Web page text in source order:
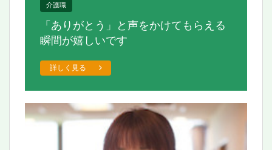
介護職
「ありがとう」と声をかけて もらえる
瞬間が嬉しいです
詳しく見る